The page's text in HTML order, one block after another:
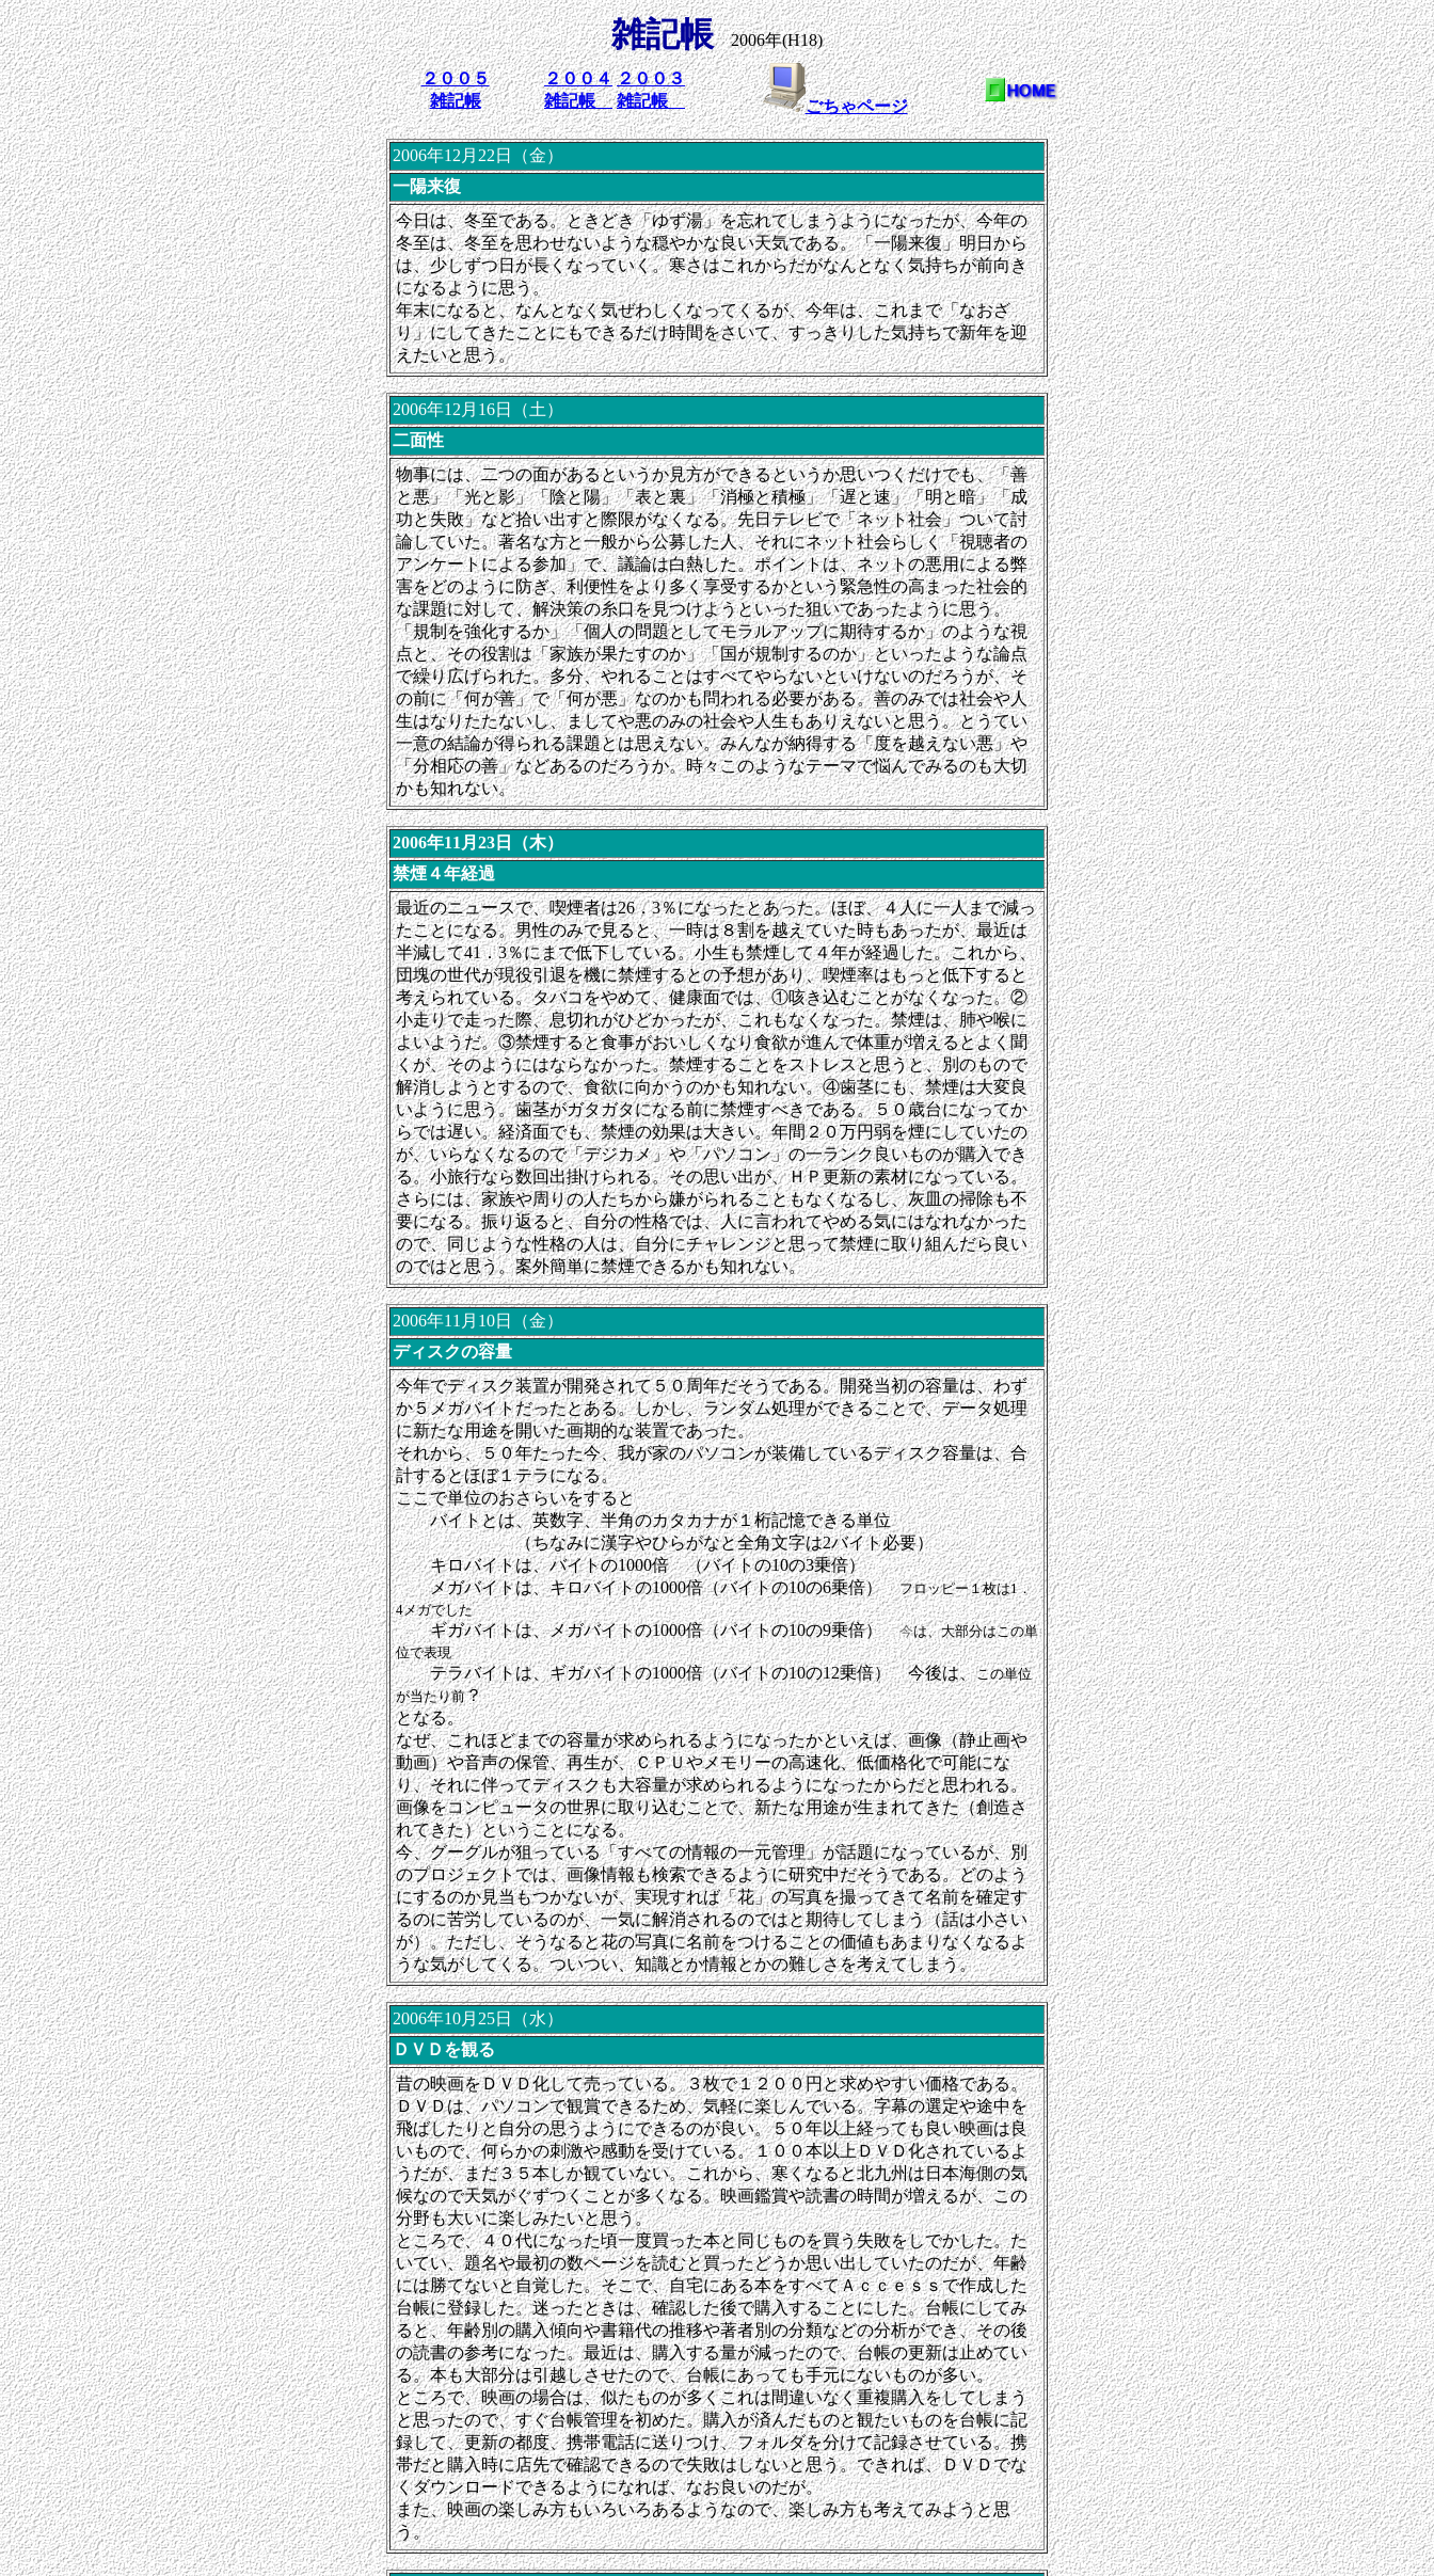
雑記帳2006年(H18)
２００５
雑記帳
２００４
雑記帳
２００３
雑記帳
ごちゃページ
2006年12月22日（金）
一陽来復
今日は、冬至である。ときどき「ゆず湯」を忘れてしまうようになったが、今年の
冬至は、冬至を思わせないような穏やかな良い天気である。「一陽来復」明日から
は、少しずつ日が長くなっていく。寒さはこれからだがなんとなく気持ちが前向き
になるように思う。
年末になると、なんとなく気ぜわしくなってくるが、今年は、これまで「なおざ
り」にしてきたことにもできるだけ時間をさいて、すっきりした気持ちで新年を迎
えたいと思う。
2006年12月16日（土）
二面性
物事には、二つの面があるというか見方ができるというか思いつくだけでも、「善
と悪」「光と影」「陰と陽」「表と裏」「消極と積極」「遅と速」「明と暗」「成
功と失敗」など拾い出すと際限がなくなる。先日テレビで「ネット社会」ついて討
論していた。著名な方と一般から公募した人、それにネット社会らしく「視聴者の
アンケートによる参加」で、議論は白熱した。ポイントは、ネットの悪用による弊
害をどのように防ぎ、利便性をより多く享受するかという緊急性の高まった社会的
な課題に対して、解決策の糸口を見つけようといった狙いであったように思う。
「規制を強化するか」「個人の問題としてモラルアップに期待するか」のような視
点と、その役割は「家族が果たすのか」「国が規制するのか」といったような論点
で繰り広げられた。多分、やれることはすべてやらないといけないのだろうが、そ
の前に「何が善」で「何が悪」なのかも問われる必要がある。善のみでは社会や人
生はなりたたないし、ましてや悪のみの社会や人生もありえないと思う。とうてい
一意の結論が得られる課題とは思えない。みんなが納得する「度を越えない悪」や
「分相応の善」などあるのだろうか。時々このようなテーマで悩んでみるのも大切
かも知れない。
2006年11月23日（木）
禁煙４年経過
最近のニュースで、喫煙者は26．3％になったとあった。ほぼ、４人に一人まで減っ
たことになる。男性のみで見ると、一時は８割を越えていた時もあったが、最近は
半減して41．3％にまで低下している。小生も禁煙して４年が経過した。これから、
団塊の世代が現役引退を機に禁煙するとの予想があり、喫煙率はもっと低下すると
考えられている。タバコをやめて、健康面では、①咳き込むことがなくなった。②
小走りで走った際、息切れがひどかったが、これもなくなった。禁煙は、肺や喉に
よいようだ。③禁煙すると食事がおいしくなり食欲が進んで体重が増えるとよく聞
くが、そのようにはならなかった。禁煙することをストレスと思うと、別のもので
解消しようとするので、食欲に向かうのかも知れない。④歯茎にも、禁煙は大変良
いように思う。歯茎がガタガタになる前に禁煙すべきである。５０歳台になってか
らでは遅い。経済面でも、禁煙の効果は大きい。年間２０万円弱を煙にしていたの
が、いらなくなるので「デジカメ」や「パソコン」の一ランク良いものが購入でき
る。小旅行なら数回出掛けられる。その思い出が、ＨＰ更新の素材になっている。
さらには、家族や周りの人たちから嫌がられることもなくなるし、灰皿の掃除も不
要になる。振り返ると、自分の性格では、人に言われてやめる気にはなれなかった
ので、同じような性格の人は、自分にチャレンジと思って禁煙に取り組んだら良い
のではと思う。案外簡単に禁煙できるかも知れない。
2006年11月10日（金）
ディスクの容量
今年でディスク装置が開発されて５０周年だそうである。開発当初の容量は、わず
か５メガバイトだったとある。しかし、ランダム処理ができることで、データ処理
に新たな用途を開いた画期的な装置であった。
それから、５０年たった今、我が家のパソコンが装備しているディスク容量は、合
計するとほぼ１テラになる。
ここで単位のおさらいをすると
バイトとは、英数字、半角のカタカナが１桁記憶できる単位
（ちなみに漢字やひらがなと全角文字は2バイト必要）
キロバイトは、バイトの1000倍 （バイトの10の3乗倍）
メガバイトは、キロバイトの1000倍（バイトの10の6乗倍）フロッピー１枚は1．
4メガでした
ギガバイトは、メガバイトの1000倍（バイトの10の9乗倍）今は、大部分はこの単
位で表現
テラバイトは、ギガバイトの1000倍（バイトの10の12乗倍） 今後は、この単位
が当たり前？
となる。
なぜ、これほどまでの容量が求められるようになったかといえば、画像（静止画や
動画）や音声の保管、再生が、ＣＰＵやメモリーの高速化、低価格化で可能にな
り、それに伴ってディスクも大容量が求められるようになったからだと思われる。
画像をコンピュータの世界に取り込むことで、新たな用途が生まれてきた（創造さ
れてきた）ということになる。
今、グーグルが狙っている「すべての情報の一元管理」が話題になっているが、別
のプロジェクトでは、画像情報も検索できるように研究中だそうである。どのよう
にするのか見当もつかないが、実現すれば「花」の写真を撮ってきて名前を確定す
るのに苦労しているのが、一気に解消されるのではと期待してしまう（話は小さい
が）。ただし、そうなると花の写真に名前をつけることの価値もあまりなくなるよ
うな気がしてくる。ついつい、知識とか情報とかの難しさを考えてしまう。
2006年10月25日（水）
ＤＶＤを観る
昔の映画をＤＶＤ化して売っている。３枚で１２００円と求めやすい価格である。
ＤＶＤは、パソコンで観賞できるため、気軽に楽しんでいる。字幕の選定や途中を
飛ばしたりと自分の思うようにできるのが良い。５０年以上経っても良い映画は良
いもので、何らかの刺激や感動を受けている。１００本以上ＤＶＤ化されているよ
うだが、まだ３５本しか観ていない。これから、寒くなると北九州は日本海側の気
候なので天気がぐずつくことが多くなる。映画鑑賞や読書の時間が増えるが、この
分野も大いに楽しみたいと思う。
ところで、４０代になった頃一度買った本と同じものを買う失敗をしでかした。た
いてい、題名や最初の数ページを読むと買ったどうか思い出していたのだが、年齢
には勝てないと自覚した。そこで、自宅にある本をすべてＡｃｃｅｓｓで作成した
台帳に登録した。迷ったときは、確認した後で購入することにした。台帳にしてみ
ると、年齢別の購入傾向や書籍代の推移や著者別の分類などの分析ができ、その後
の読書の参考になった。最近は、購入する量が減ったので、台帳の更新は止めてい
る。本も大部分は引越しさせたので、台帳にあっても手元にないものが多い。
ところで、映画の場合は、似たものが多くこれは間違いなく重複購入をしてしまう
と思ったので、すぐ台帳管理を初めた。購入が済んだものと観たいものを台帳に記
録して、更新の都度、携帯電話に送りつけ、フォルダを分けて記録させている。携
帯だと購入時に店先で確認できるので失敗はしないと思う。できれば、ＤＶＤでな
くダウンロードできるようになれば、なお良いのだが。
また、映画の楽しみ方もいろいろあるようなので、楽しみ方も考えてみようと思
う。